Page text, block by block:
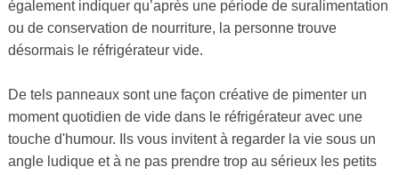
également indiquer qu’après une période de suralimentation
ou de conservation de nourriture, la personne trouve
désormais le réfrigérateur vide.
De tels panneaux sont une façon créative de pimenter un
moment quotidien de vide dans le réfrigérateur avec une
touche d'humour. Ils vous invitent à regarder la vie sous un
angle ludique et à ne pas prendre trop au sérieux les petits